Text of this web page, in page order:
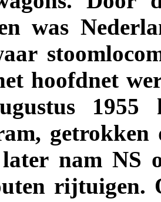
was
hoofdnet
1955
nam NS
rijtuigen.